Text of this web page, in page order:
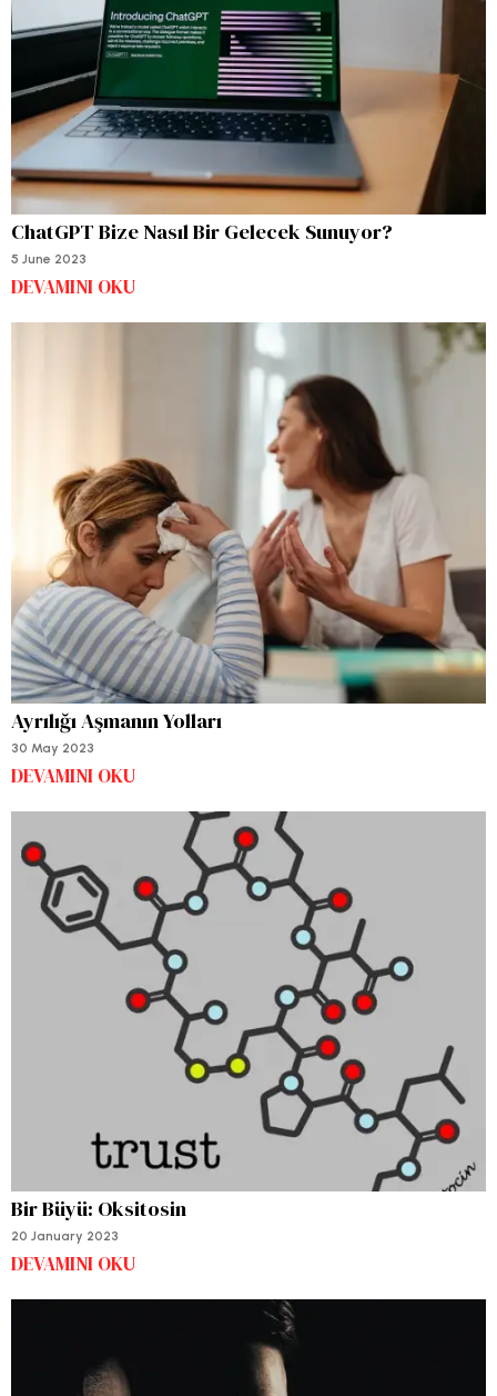
ChatGPT Bize Nasıl Bir Gelecek Sunuyor?
5 June 2023
DEVAMINI OKU
Ayrılığı Aşmanın Yolları
30 May 2023
DEVAMINI OKU
Bir Büyü: Oksitosin
20 January 2023
DEVAMINI OKU